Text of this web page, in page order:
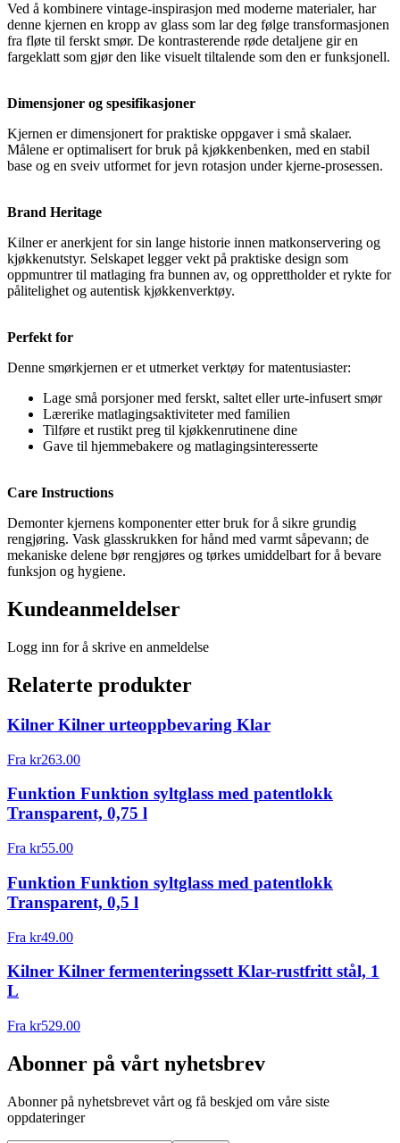
Ved å kombinere vintage-inspirasjon med moderne materialer, har
denne kjernen en kropp av glass som lar deg følge transformasjonen
fra fløte til ferskt smør. De kontrasterende røde detaljene gir en
fargeklatt som gjør den like visuelt tiltalende som den er funksjonell.
Dimensjoner og spesifikasjoner
Kjernen er dimensjonert for praktiske oppgaver i små skalaer.
Målene er optimalisert for bruk på kjøkkenbenken, med en stabil
base og en sveiv utformet for jevn rotasjon under kjerne-prosessen.
Brand Heritage
Kilner er anerkjent for sin lange historie innen matkonservering og
kjøkkenutstyr. Selskapet legger vekt på praktiske design som
oppmuntrer til matlaging fra bunnen av, og opprettholder et rykte for
pålitelighet og autentisk kjøkkenverktøy.
Perfekt for
Denne smørkjernen er et utmerket verktøy for matentusiaster:
Lage små porsjoner med ferskt, saltet eller urte-infusert smør
Lærerike matlagingsaktiviteter med familien
Tilføre et rustikt preg til kjøkkenrutinene dine
Gave til hjemmebakere og matlagingsinteresserte
Care Instructions
Demonter kjernens komponenter etter bruk for å sikre grundig
rengjøring. Vask glasskrukken for hånd med varmt såpevann; de
mekaniske delene bør rengjøres og tørkes umiddelbart for å bevare
funksjon og hygiene.
Kundeanmeldelser
Logg inn for å skrive en anmeldelse
Relaterte produkter
Kilner Kilner urteoppbevaring Klar
Fra kr263.00
Funktion Funktion syltglass med patentlokk
Transparent, 0,75 l
Fra kr55.00
Funktion Funktion syltglass med patentlokk
Transparent, 0,5 l
Fra kr49.00
Kilner Kilner fermenteringssett Klar-rustfritt stål, 1
L
Fra kr529.00
Abonner på vårt nyhetsbrev
Abonner på nyhetsbrevet vårt og få beskjed om våre siste
oppdateringer